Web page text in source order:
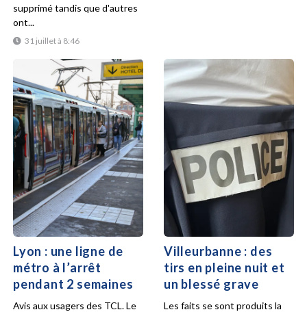
31 juillet à 8:46
supprimé tandis que d'autres
ont...
Lyon : une ligne de
métro à l’arrêt
pendant 2 semaines
Avis aux usagers des TCL. Le
Villeurbanne : des
tirs en pleine nuit et
un blessé grave
Les faits se sont produits la